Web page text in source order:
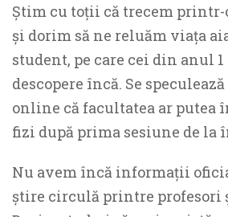
Știm cu toții că trecem printr-
și dorim să ne reluăm viața
student, pe care cei din anul
descopere încă. Se
online că facultatea ar putea
fizi după prima sesiune de
Nu avem încă informații
știre circulă printre profesori